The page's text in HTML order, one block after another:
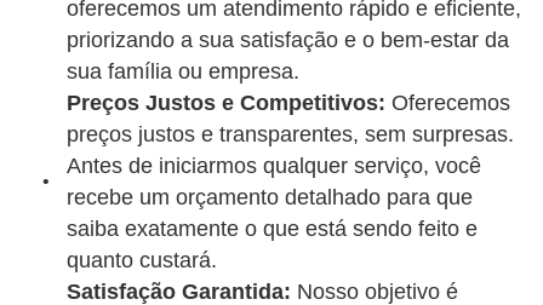
oferecemos um atendimento rápido e eficiente,
priorizando a sua satisfação e o bem-estar da
sua família ou empresa.
Preços Justos e Competitivos: Oferecemos
preços justos e transparentes, sem surpresas.
Antes de iniciarmos qualquer serviço, você
recebe um orçamento detalhado para que
saiba exatamente o que está sendo feito e
quanto custará.
Satisfação Garantida: Nosso objetivo é